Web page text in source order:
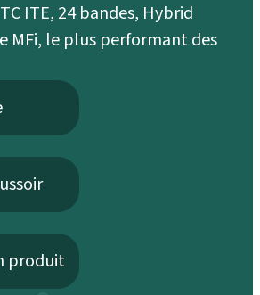
ITE, 24 bandes, Hybrid
MFi, le plus performant des
produit